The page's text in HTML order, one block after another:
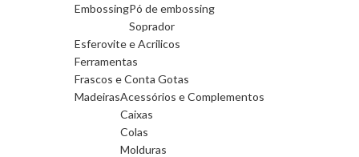
EmbossingPó de embossing
Soprador
Esferovite e Acrilicos
Ferramentas
Frascos e Conta Gotas
MadeirasAcessórios e Complementos
Caixas
Colas
Molduras